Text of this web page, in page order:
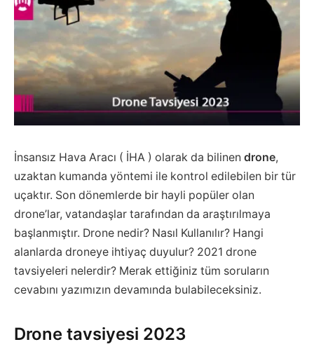
İnsansız Hava Aracı ( İHA ) olarak da bilinen drone,
uzaktan kumanda yöntemi ile kontrol edilebilen bir tür
uçaktır. Son dönemlerde bir hayli popüler olan
drone’lar, vatandaşlar tarafından da araştırılmaya
başlanmıştır. Drone nedir? Nasıl Kullanılır? Hangi
alanlarda droneye ihtiyaç duyulur? 2021 drone
tavsiyeleri nelerdir? Merak ettiğiniz tüm soruların
cevabını yazımızın devamında bulabileceksiniz.
Drone tavsiyesi 2023